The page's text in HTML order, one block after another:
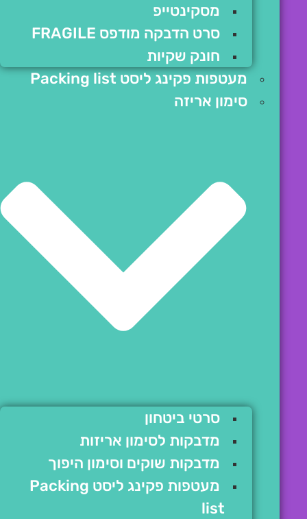
מסקינטייפ
סרט הדבקה מודפס FRAGILE
חונק שקיות
מעטפות פקינג ליסט Packing list
סימון אריזה
סרטי ביטחון
מדבקות לסימון אריזות
מדבקות שוקים וסימון היפוך
מעטפות פקינג ליסט Packing
list